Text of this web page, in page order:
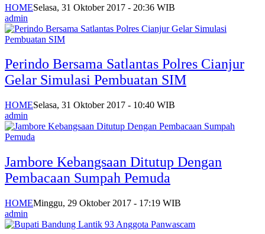
HOMESelasa, 31 Oktober 2017 - 20:36 WIB
admin
Perindo Bersama Satlantas Polres Cianjur
Gelar Simulasi Pembuatan SIM
HOMESelasa, 31 Oktober 2017 - 10:40 WIB
admin
Jambore Kebangsaan Ditutup Dengan
Pembacaan Sumpah Pemuda
HOMEMinggu, 29 Oktober 2017 - 17:19 WIB
admin